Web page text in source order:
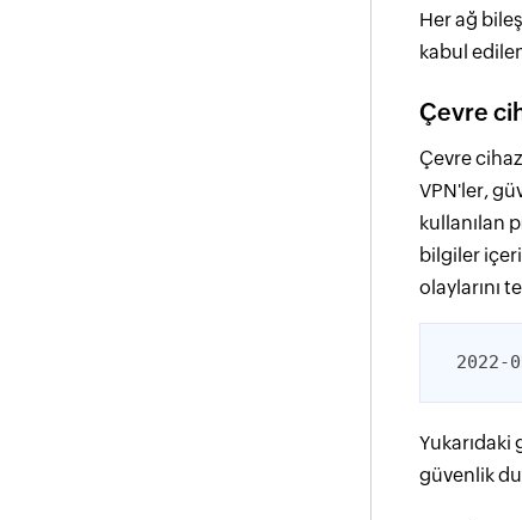
Her ağ
kabul
Çevre
Çevre
VPN'ler,
kullanılan
bilgiler
olaylarını
2022-
Yukarıdaki
güvenlik